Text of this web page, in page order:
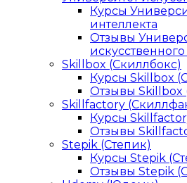
Курсы
интеллекта
Отзывы
Skillbox (Скиллбокс)
Курсы Skillbox
Отзывы Skillbox
Skillfactory
Курсы
Отзывы
Stepik (Степик)
Курсы Stepik
Отзывы Stepik